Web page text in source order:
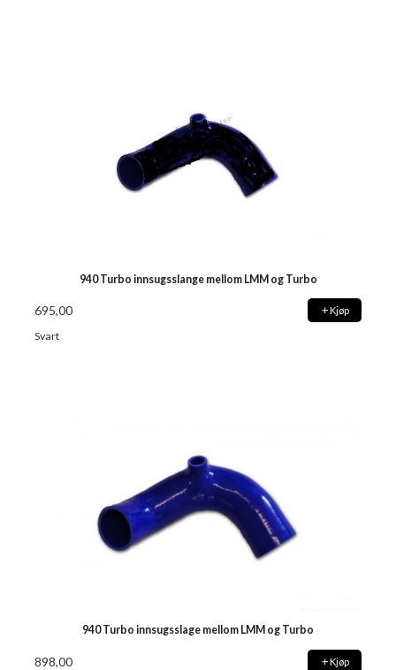
940 Turbo innsugsslange mellom LMM og Turbo
695,00 Kjøp
Svart
940 Turbo innsugsslage mellom LMM og Turbo
898,00 Kjøp